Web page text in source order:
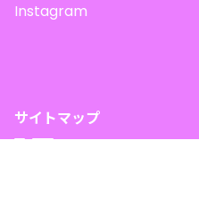
Instagram
サイトマップ